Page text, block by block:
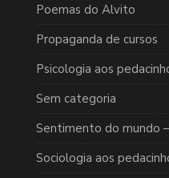
Poemas do Alvito
Propaganda de cursos
Psicologia aos
Sem categoria
Sentimento do mundo
Sociologia aos